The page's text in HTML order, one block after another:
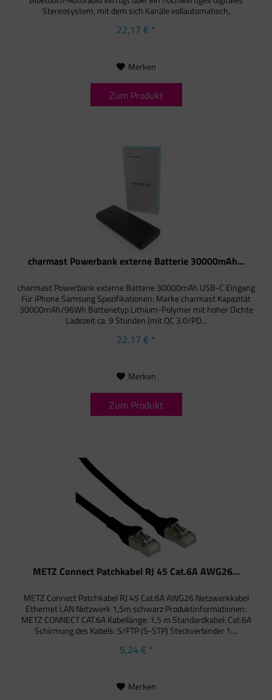
Stereosystem, mit dem sich Kanäle vollautomatisch,
22,17 € *
Merken
Zum Produkt
charmast Powerbank externe Batterie 30000mAh...
charmast Powerbank externe Batterie 30000mAh USB-C Eingang
Für iPhone Samsung Spezifikationen: Marke charmast Kapazität
30000mAh/96Wh Batterietyp Lithium-Polymer mit hoher Dichte
Ladezeit ca. 9 Stunden (mit QC 3.0/PD...
22,17 € *
Merken
Zum Produkt
METZ Connect Patchkabel RJ 45 Cat.6A AWG26...
METZ Connect Patchkabel RJ 45 Cat.6A AWG26 Netzwerkkabel
Ethernet LAN Netzwerk 1,5m schwarz Produktinformationen:
METZ CONNECT CAT.6A Kabellänge: 1,5 m Standardkabel: Cat.6A
Schirmung des Kabels: S/FTP (S-STP) Steckverbinder 1:...
5,24 € *
Merken